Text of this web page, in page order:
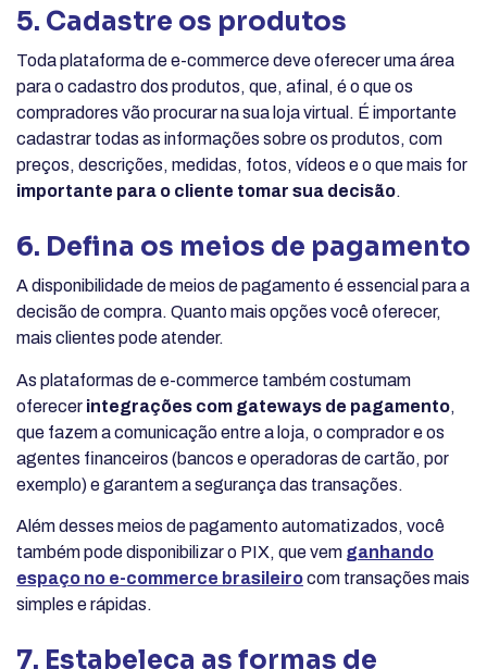
5. Cadastre os produtos
Toda plataforma de e-commerce deve oferecer uma área
para o cadastro dos produtos, que, afinal, é o que os
compradores vão procurar na sua loja virtual. É importante
cadastrar todas as informações sobre os produtos, com
preços, descrições, medidas, fotos, vídeos e o que mais for
importante para o cliente tomar sua decisão.
6. Defina os meios de pagamento
A disponibilidade de meios de pagamento é essencial para a
decisão de compra. Quanto mais opções você oferecer,
mais clientes pode atender.
As plataformas de e-commerce também costumam
oferecer integrações com gateways de pagamento,
que fazem a comunicação entre a loja, o comprador e os
agentes financeiros (bancos e operadoras de cartão, por
exemplo) e garantem a segurança das transações.
Além desses meios de pagamento automatizados, você
também pode disponibilizar o PIX, que vem ganhando
espaço no e-commerce brasileirocom transações mais
simples e rápidas.
7. Estabeleça as formas de